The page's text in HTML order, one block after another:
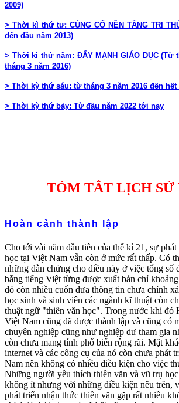
2009)
> Thời kì thứ tư: CỦNG CỐ NỀN TẢNG TRI
đến đầu năm 2013)
> Thời kì thứ năm: ĐẨY MẠNH GIÁO DỤC (Từ
tháng 3 năm 2016)
> Thời kỳ thứ sáu: từ tháng 3 năm 2016 đến hết
> Thời kỳ thứ bảy: Từ đầu năm 2022 tới nay
TÓM TẮT LỊCH SỬ
Hoàn cảnh thành lập
Cho tới vài năm đầu tiên của thế kỉ 21, sự
học tại Việt Nam vẫn còn ở mức rất thấp. Có
những dẫn chứng cho điều này ở việc tổng số
bằng tiếng Việt từng được xuất bản chỉ
đó còn nhiều cuốn đưa thông tin chưa chính
học sinh và sinh viên các ngành kĩ thuật còn
thuật ngữ "thiên văn học". Trong nước khi đó
Việt Nam cũng đã được thành lập và cũng có
chuyên nghiệp cũng như nghiệp dư tham gia
còn chưa mang tính phổ biến rộng rãi. Mặt
internet và các công cụ của nó còn chưa phát
Nam nên không có nhiều điều kiện cho việc
Những người yêu thích thiên văn và vũ trụ
không ít nhưng với những điều kiện nêu trên,
phát triển nhận thức thiên văn gặp rất nhiều